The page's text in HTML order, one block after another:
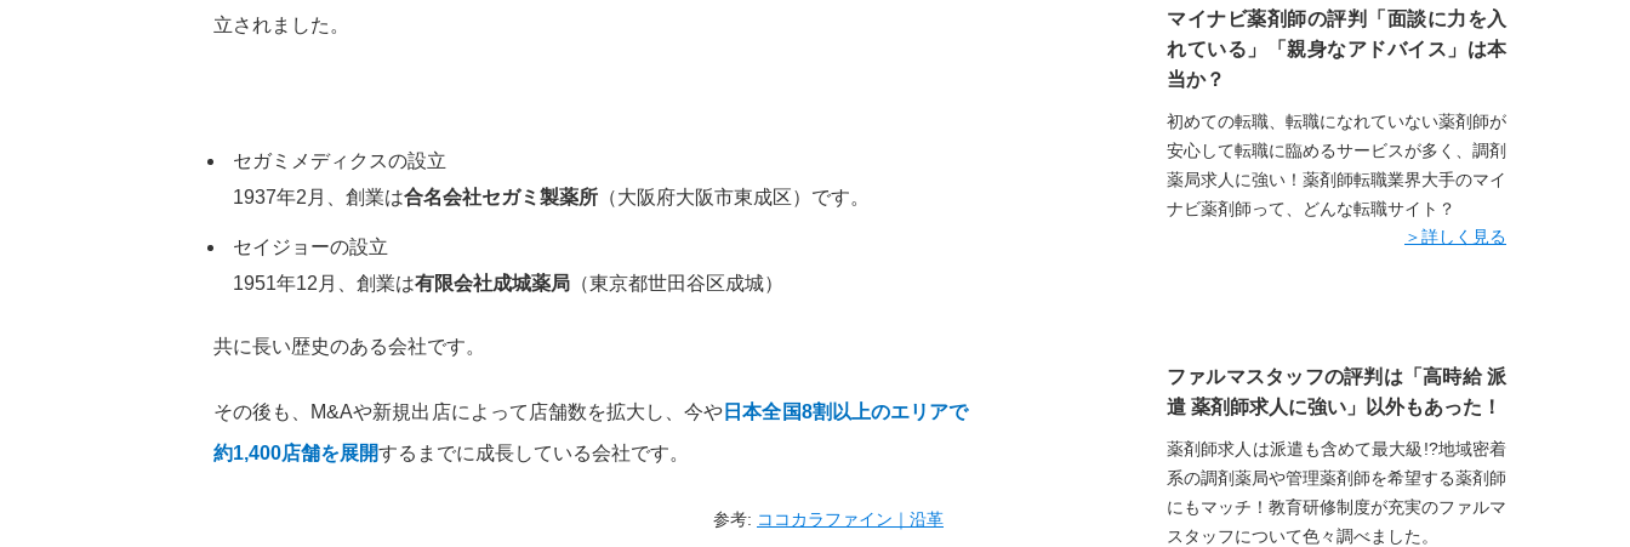
立されました。
セガミメディクスの設立
1937年2月、創業は合名会社セガミ製薬所 （大阪府大阪市東成区）です。
セイジョーの設立
1951年12月、創業は有限会社成城薬局 （東京都世田谷区成城）
共に長い歴史のある会社です。
その後も、M&Aや新規出店によって店舗数を拡大し、今や 日本全国8割以上のエリアで
約1,400店舗を展開するまでに成長している会社です。
参考: ココカラファイン｜沿革
マイナビ薬剤師の評判「面談に力を入
れている」「親身なアドバイス」は本
当か？
初めての転職、転職になれていない薬剤師が
安心して転職に臨めるサービスが多く、調剤
薬局求人に強い！薬剤師転職業界大手のマイ
ナビ薬剤師って、どんな転職サイト？
＞詳しく見る
ファルマスタッフの評判は「高時給 派
遣 薬剤師求人に強い」以外もあった！
薬剤師求人は派遣も含めて最大級!?地域密着
系の調剤薬局や管理薬剤師を希望する薬剤師
にもマッチ！教育研修制度が充実のファルマ
スタッフについて色々調べました。